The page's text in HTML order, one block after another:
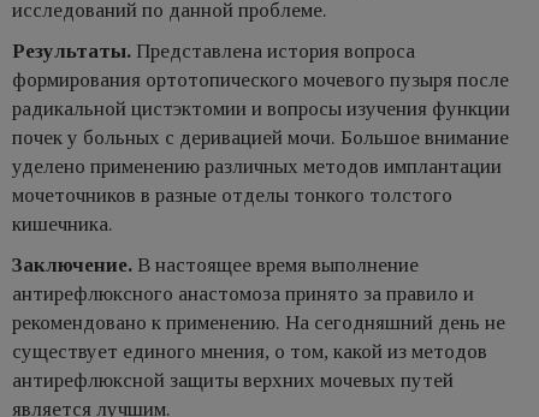
исследований по данной проблеме.
Результаты. Представлена история вопроса
формирования ортотопического мочевого пузыря после
радикальной цистэктомии и вопросы изучения функции
почек у больных с деривацией мочи. Большое внимание
уделено применению различных методов имплантации
мочеточников в разные отделы тонкого толстого
кишечника.
Заключение. В настоящее время выполнение
антирефлюксного анастомоза принято за правило и
рекомендовано к применению. На сегодняшний день не
существует единого мнения, о том, какой из методов
антирефлюксной защиты верхних мочевых путей
является лучшим.